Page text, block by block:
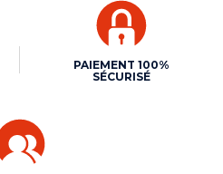
PAIEMENT 100%
SÉCURISÉ